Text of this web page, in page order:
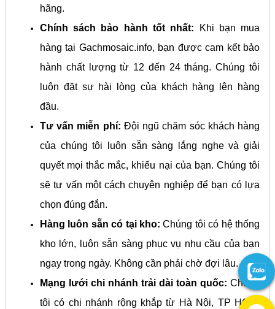
hãng.
Chính sách bảo hành tốt nhất: Khi bạn mua
hàng tại Gachmosaic.info, bạn được cam kết bảo
hành chất lượng từ 12 đến 24 tháng. Chúng tôi
luôn đặt sự hài lòng của khách hàng lên hàng
đầu.
Tư vấn miễn phí: Đội ngũ chăm sóc khách hàng
của chúng tôi luôn sẵn sàng lắng nghe và giải
quyết mọi thắc mắc, khiếu nại của bạn. Chúng tôi
sẽ tư vấn một cách chuyên nghiệp để bạn có lựa
chọn đúng đắn.
Hàng luôn sẵn có tại kho: Chúng tôi có hệ thống
kho lớn, luôn sẵn sàng phục vụ nhu cầu của bạn
ngay trong ngày. Không cần phải chờ đợi lâu.
Mạng lưới chi nhánh trải dài toàn quốc: Chúng
tôi có chi nhánh rộng khắp từ Hà Nội, TP HCM,